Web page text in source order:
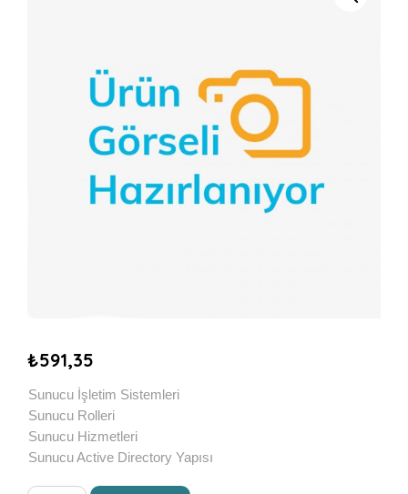
₺591,35
Sunucu İşletim Sistemleri
Sunucu Rolleri
Sunucu Hizmetleri
Sunucu Active Directory Yapısı